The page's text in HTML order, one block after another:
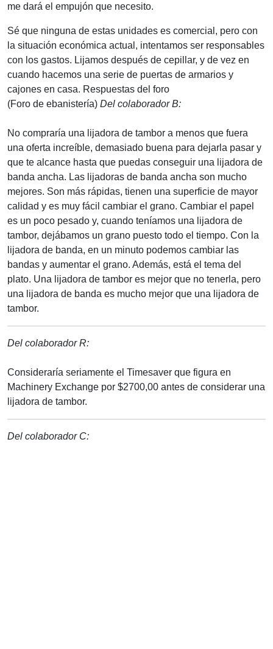
me dará el empujón que necesito.
Sé que ninguna de estas unidades es comercial, pero con
la situación económica actual, intentamos ser responsables
con los gastos. Lijamos después de cepillar, y de vez en
cuando hacemos una serie de puertas de armarios y
cajones en casa. Respuestas del foro
(Foro de ebanistería) Del colaborador B:
No compraría una lijadora de tambor a menos que fuera
una oferta increíble, demasiado buena para dejarla pasar y
que te alcance hasta que puedas conseguir una lijadora de
banda ancha. Las lijadoras de banda ancha son mucho
mejores. Son más rápidas, tienen una superficie de mayor
calidad y es muy fácil cambiar el grano. Cambiar el papel
es un poco pesado y, cuando teníamos una lijadora de
tambor, dejábamos un grano puesto todo el tiempo. Con la
lijadora de banda, en un minuto podemos cambiar las
bandas y aumentar el grano. Además, está el tema del
plato. Una lijadora de tambor es mejor que no tenerla, pero
una lijadora de banda es mucho mejor que una lijadora de
tambor.
Del colaborador R:
Consideraría seriamente el Timesaver que figura en
Machinery Exchange por $2700,00 antes de considerar una
lijadora de tambor.
Del colaborador C: